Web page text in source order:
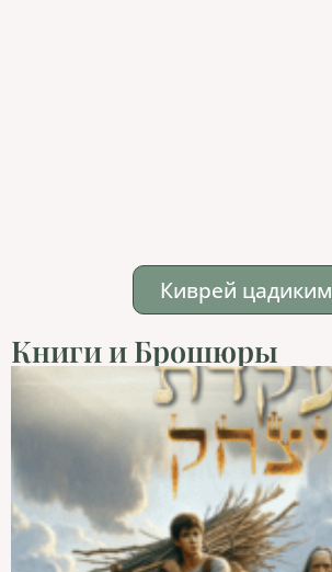
Киврей цадиким
Книги и Брошюры